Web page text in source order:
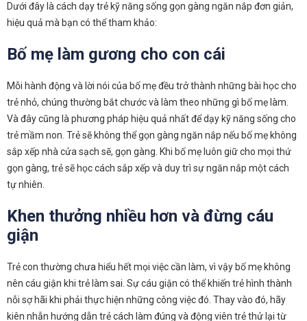
Dưới đây là cách dạy trẻ kỹ năng sống gọn gàng ngăn nắp đơn giản,
hiệu quả mà bạn có thể tham khảo:
Bố mẹ làm gương cho con cái
Mỗi hành động và lời nói của bố mẹ đều trở thành những bài học cho
trẻ nhỏ, chúng thường bắt chước và làm theo những gì bố mẹ làm.
Và đây cũng là phương pháp hiệu quả nhất để dạy kỹ năng sống cho
trẻ mầm non. Trẻ sẽ không thể gọn gàng ngăn nắp nếu bố mẹ không
sắp xếp nhà cửa sạch sẽ, gọn gàng. Khi bố mẹ luôn giữ cho mọi thứ
gọn gàng, trẻ sẽ học cách sắp xếp và duy trì sự ngăn nắp một cách
tự nhiên.
Khen thưởng nhiều hơn và đừng cáu
giận
Trẻ con thường chưa hiểu hết mọi việc cần làm, vì vậy bố mẹ không
nên cáu giận khi trẻ làm sai. Sự cáu giận có thể khiến trẻ hình thành
nỗi sợ hãi khi phải thực hiện những công việc đó. Thay vào đó, hãy
kiên nhẫn hướng dẫn trẻ cách làm đúng và động viên trẻ thử lại từ